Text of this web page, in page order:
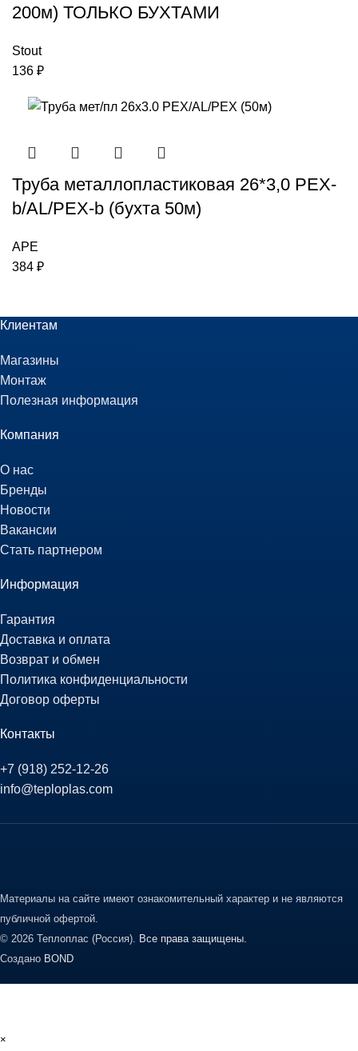
200м) ТОЛЬКО БУХТАМИ
Stout
136 ₽
Труба металлопластиковая 26*3,0 PEX-
b/AL/PEX-b (бухта 50м)
APE
384 ₽
Клиентам
Магазины
Монтаж
Полезная информация
Компания
О нас
Бренды
Новости
Вакансии
Стать партнером
Информация
Гарантия
Доставка и оплата
Возврат и обмен
Политика конфиденциальности
Договор оферты
Контакты
+7 (918) 252-12-26
info@teploplas.com
Материалы на сайте имеют ознакомительный характер и не являются
публичной офертой.
© 2026 Теплоплас (Россия). Все права защищены.
Создано BOND
×